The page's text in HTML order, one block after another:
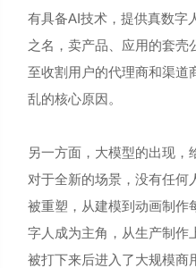
有具备AI技术，提供真数字
之名，卖产品、应用的套壳
至收割用户的代理商和渠道
乱的核心原因。
另一方面，大模型的出现，
对于全新的场景，没有任何
被重塑，从建模到动画制作
字人成为主角，从生产制作
被打下来后进入了大规模商